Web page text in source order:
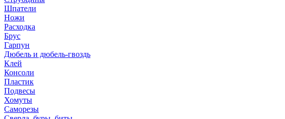
Шпатели
Ножи
Расходка
Брус
Гарпун
Дюбель и дюбель-гвоздь
Клей
Консоли
Пластик
Подвесы
Хомуты
Саморезы